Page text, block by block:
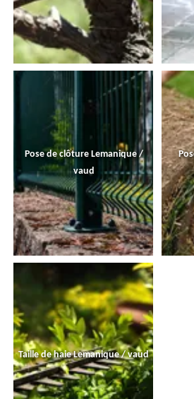
Pose de clôture Lemanique /
vaud
Taille de haie Lemanique / vaud